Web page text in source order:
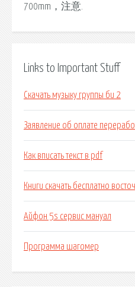
700mm，注意.
Links to Important Stuff
Скачать музыку группы би 2
Заявление об оплате
Как вписать текст в pdf
Книги скачать бесплатно
Айфон 5s сервис мануал
Программа шагомер